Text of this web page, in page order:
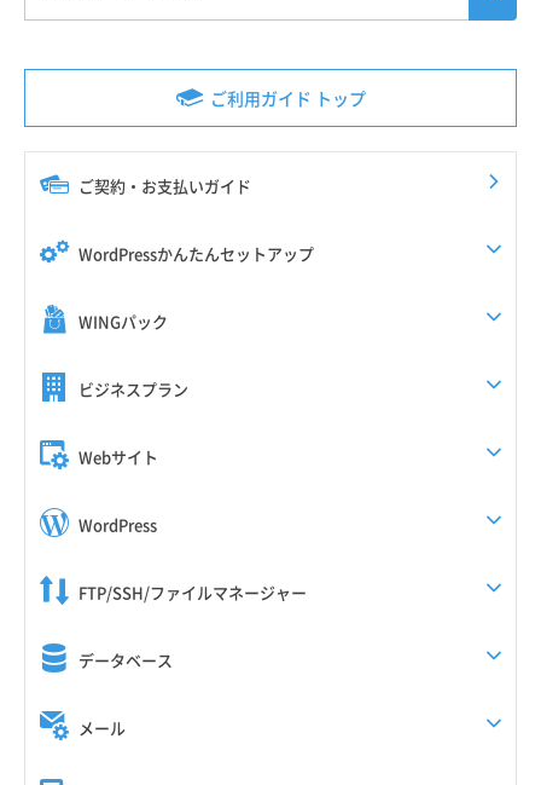
ご利用ガイド トップ
ご契約・お支払いガイド
WordPressかんたんセットアップ
WINGパック
ビジネスプラン
Webサイト
WordPress
FTP/SSH/ファイルマネージャー
データベース
メール